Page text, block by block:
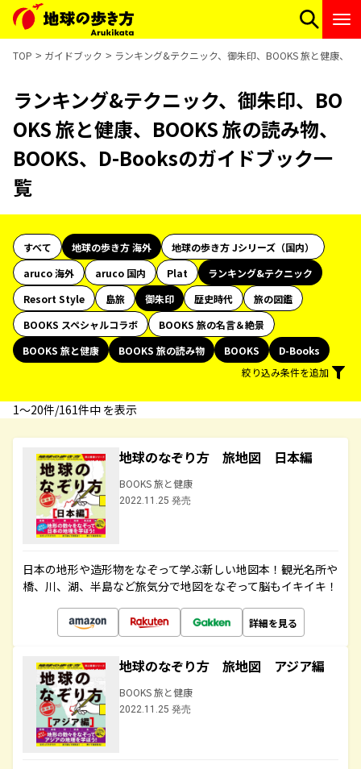
TOP ガイドブック ランキング&テクニック、御朱印、BOOKS 旅と健康、
ランキング&テクニック、御朱印、BO
OKS 旅と健康、BOOKS 旅の読み物、
BOOKS、D-Booksのガイドブック一
覧
すべて 地球の歩き方 海外
地球の歩き方 Jシリーズ（国内）
aruco 海外
aruco 国内 Plat
ランキング&テクニック
Resort Style
島旅 御朱印 歴史時代
旅の図鑑
BOOKS スペシャルコラボ
BOOKS 旅の名言＆絶景
BOOKS 旅と健康
BOOKS 旅の読み物 BOOKS
D-Books
絞り込み条件を追加
1〜20件/161件中 を表示
地球のなぞり方 旅地図 日本編
BOOKS 旅と健康
2022.11.25 発売
日本の地形や造形物をなぞって学ぶ新しい地図本！観光名所や
橋、川、湖、半島など旅気分で地図をなぞって脳もイキイキ！
詳細を見る
地球のなぞり方 旅地図 アジア編
BOOKS 旅と健康
2022.11.25 発売